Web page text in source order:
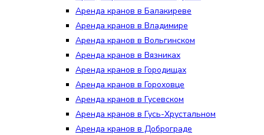
Аренда кранов в Балакиреве
Аренда кранов в Владимире
Аренда кранов в Вольгинском
Аренда кранов в Вязниках
Аренда кранов в Городищах
Аренда кранов в Гороховце
Аренда кранов в Гусевском
Аренда кранов в Гусь-Хрустальном
Аренда кранов в Доброграде